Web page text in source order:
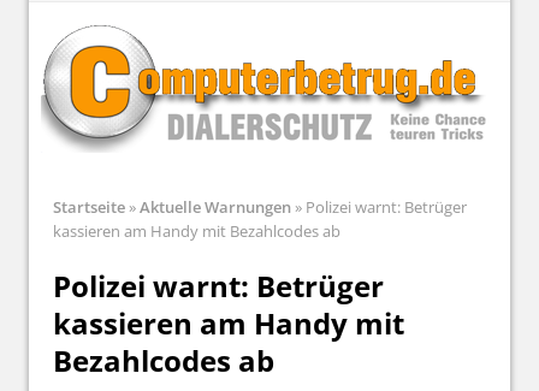
Startseite»Aktuelle Warnungen» Polizei warnt: Betrüger
kassieren am Handy mit Bezahlcodes ab
Polizei warnt: Betrüger
kassieren am Handy mit
Bezahlcodes ab